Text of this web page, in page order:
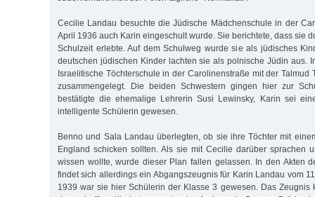
Cecilie Landau besuchte die Jüdische Mädchenschule in der
April 1936 auch Karin eingeschult wurde. Sie berichtete, dass sie
Schulzeit erlebte. Auf dem Schulweg wurde sie als jüdisches
deutschen jüdischen Kinder lachten sie als polnische Jüdin aus.
Israelitische Töchterschule in der Carolinenstraße mit der Talmud
zusammengelegt. Die beiden Schwestern gingen hier zur
bestätigte die ehemalige Lehrerin Susi Lewinsky, Karin sei
intelligente Schülerin gewesen.
Benno und Sala Landau überlegten, ob sie ihre Töchter mit
England schicken sollten. Als sie mit Cecilie darüber sprachen
wissen wollte, wurde dieser Plan fallen gelassen. In den Akten
findet sich allerdings ein Abgangszeugnis für Karin Landau vom
1939 war sie hier Schülerin der Klasse 3 gewesen. Das Zeugnis